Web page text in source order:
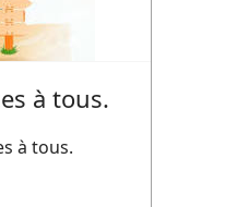
à tous.
à tous.